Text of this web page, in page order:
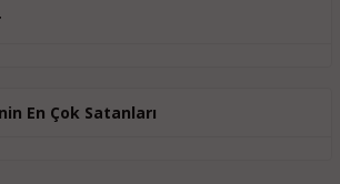
En Çok Satanları